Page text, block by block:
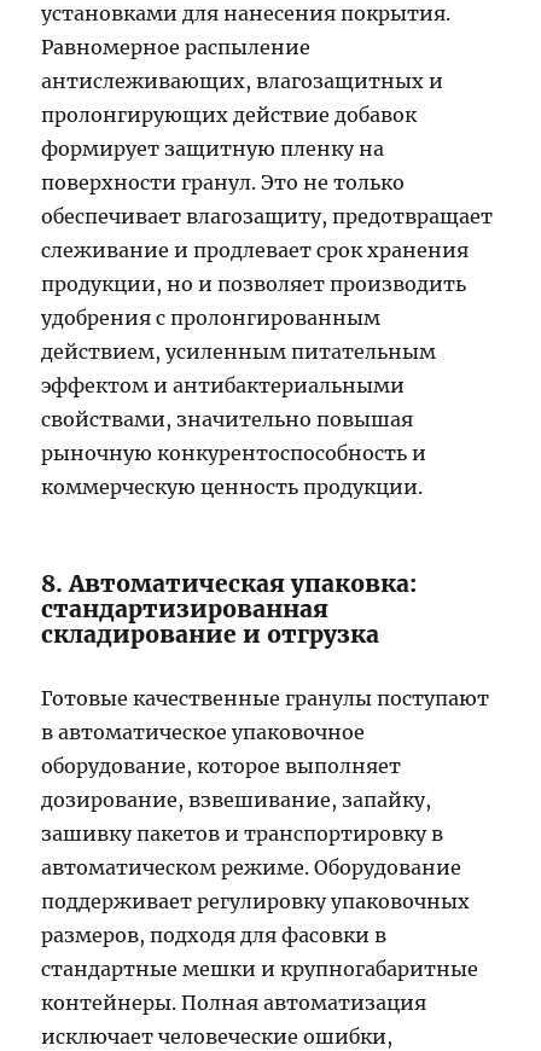
установками для нанесения покрытия.
Равномерное распыление
антислеживающих, влагозащитных и
пролонгирующих действие добавок
формирует защитную пленку на
поверхности гранул. Это не только
обеспечивает влагозащиту, предотвращает
слеживание и продлевает срок хранения
продукции, но и позволяет производить
удобрения с пролонгированным
действием, усиленным питательным
эффектом и антибактериальными
свойствами, значительно повышая
рыночную конкурентоспособность и
коммерческую ценность продукции.
8. Автоматическая упаковка:
стандартизированная
складирование и отгрузка
Готовые качественные гранулы поступают
в автоматическое упаковочное
оборудование, которое выполняет
дозирование, взвешивание, запайку,
зашивку пакетов и транспортировку в
автоматическом режиме. Оборудование
поддерживает регулировку упаковочных
размеров, подходя для фасовки в
стандартные мешки и крупногабаритные
контейнеры. Полная автоматизация
исключает человеческие ошибки,